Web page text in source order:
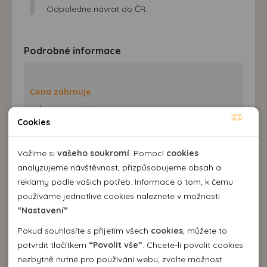
Odpoledne návrat do ČR.
Podrobné informace
Cena zahrnuje
• dopravu autobusem
• 4× ubytování v hotelu
• Eurotunnel nebo trajekt přes kanál La Manche
• průvodcovské služby
Cena nezahrnuje
pojištění léčebných výloh a storna ERV pojišťovny
Příplatky
Cookies
Vážíme si vašeho soukromí. Pomocí cookies
analyzujeme návštěvnost, přizpůsobujeme obsah a
reklamy podle vašich potřeb. Informace o tom, k čemu
používáme jednotlivé cookies naleznete v možnosti
“Nastavení”.
Pokud souhlasíte s přijetím všech cookies, můžete to
potvrdit tlačítkem “Povolit vše”. Chcete-li povolit cookies
nezbytně nutné pro používání webu, zvolte možnost
Nutné cookies pomáhají, aby byla webová stránka
použitelná tak, že umožní základní funkce jako navigace
stránky a přístup k zabezpečeným sekcím webové stránky.
Webová stránka nemůže správně fungovat bez těchto
cookies.
Analytické cookies
Pomocí analytických cookies můžeme měřit návštěvnost